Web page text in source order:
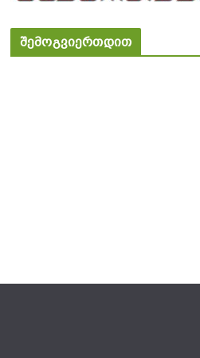
შემოგვიერთდით